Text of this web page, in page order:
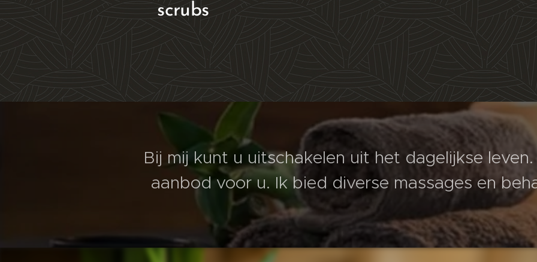
scrubs
Bij mij kunt u uitschakelen uit het dagelijkse
aanbod voor u. Ik bied diverse massages en